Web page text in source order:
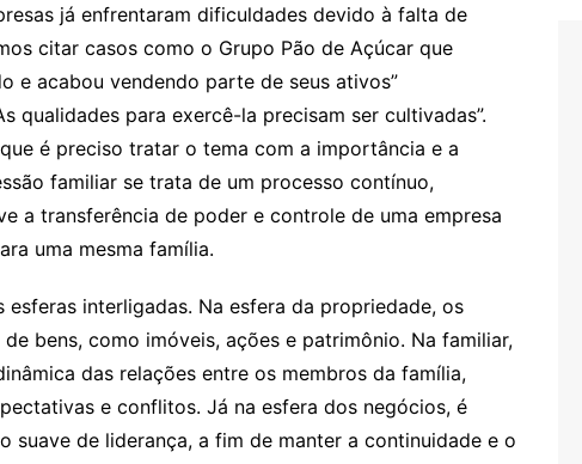
já enfrentaram dificuldades devido à falta de
citar casos como o Grupo Pão de Açúcar que
e acabou vendendo parte de seus ativos”
qualidades para exercê-la precisam ser cultivadas”.
é preciso tratar o tema com a importância e a
familiar se trata de um processo contínuo,
a transferência de poder e controle de uma empresa
uma mesma família.
interligadas. Na esfera da propriedade, os
bens, como imóveis, ações e patrimônio. Na familiar,
das relações entre os membros da família,
e conflitos. Já na esfera dos negócios, é
suave de liderança, a fim de manter a continuidade e o